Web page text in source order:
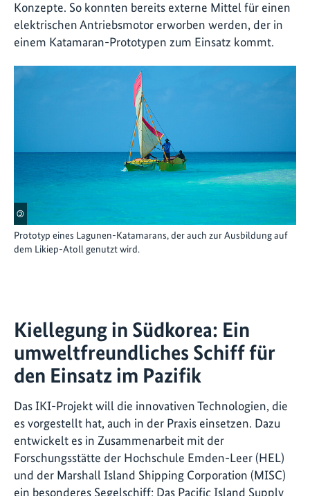
©
Prototyp eines Lagunen-Katamarans, der auch zur Ausbildung auf
dem Likiep-Atoll genutzt wird.
Konzepte. So konnten bereits externe Mittel für einen
elektrischen Antriebsmotor erworben werden, der in
einem Katamaran-Prototypen zum Einsatz kommt.
Kiellegung in Südkorea: Ein
umweltfreundliches Schiff für
den Einsatz im Pazifik
Das IKI-Projekt will die innovativen Technologien, die
es vorgestellt hat, auch in der Praxis einsetzen. Dazu
entwickelt es in Zusammenarbeit mit der
Forschungsstätte der Hochschule Emden-Leer (HEL)
und der Marshall Island Shipping Corporation (MISC)
ein besonderes Segelschiff: Das Pacific Island Supply